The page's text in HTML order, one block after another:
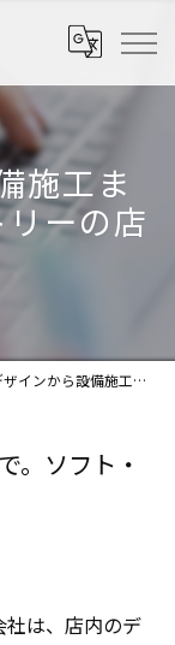
施工ま
ーの店
設備施工まで。ソフト・ファクトリーの店舗設計
。ソフト・
は、店内のデ